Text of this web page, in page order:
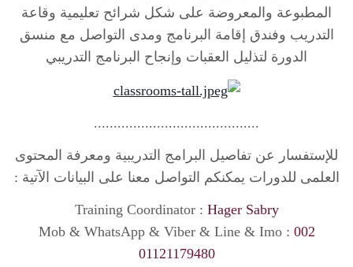
المطبوعة والمعروضة على شكل شرائح تعليمية وقاعة
التدريب وفندق إقامة البرنامج ومدى التواصل مع منسق
الدورة لتذليل العقبات وإنجاح البرنامج التدريبي
..........................................
للإستفسار عن تفاصيل البرامج التدريبية ومعرفة المحتوى
العلمى للدورات يمكنكم التواصل معنا على البيانات الآتية :
Training Coordinator :Hager Sabry
Mob & WhatsApp & Viber & Line & Imo :002
01121179480